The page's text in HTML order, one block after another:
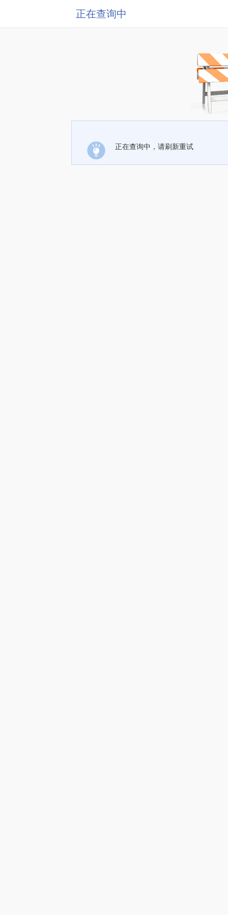
正在查询中
正在查询中，请刷新重试